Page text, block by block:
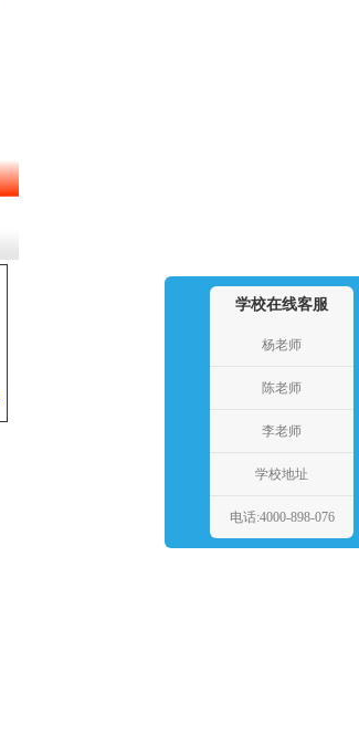
学校在线客服
杨老师
陈老师
李老师
学校地址
电话:4000-898-076